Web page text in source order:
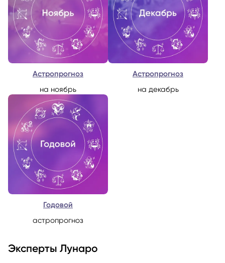
Астропрогноз
на ноябрь
Астропрогноз
на декабрь
Годовой
астропрогноз
Эксперты Лунаро